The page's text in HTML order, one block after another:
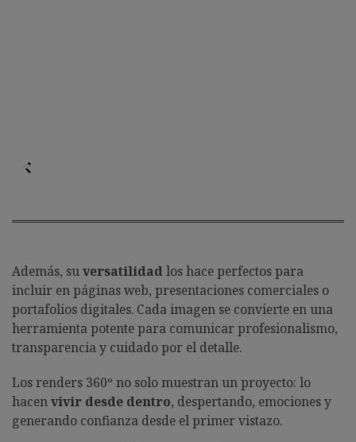
Además, suversatilidadlos hace perfectos para
incluir en páginas web, presentaciones comerciales o
portafolios digitales. Cada imagen se convierte en una
herramienta potente para comunicar profesionalismo,
transparencia y cuidado por el detalle.
Los renders 360º no solo muestran un proyecto: lo
hacenvivir desde dentro, despertando, emociones y
generando confianza desde el primer vistazo.